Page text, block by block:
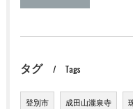
タグ Tags
登別市 成田山瀧泉寺